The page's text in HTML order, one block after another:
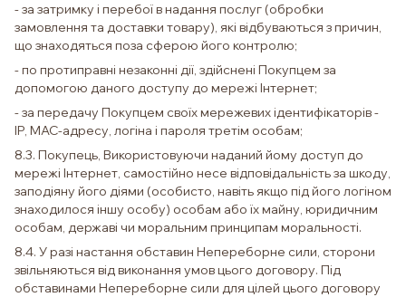
- за затримку і перебої в надання послуг (обробки
замовлення та доставки товару), які відбуваються з причин,
що знаходяться поза сферою його контролю;
- по протиправні незаконні дії, здійснені Покупцем за
допомогою даного доступу до мережі Інтернет;
- за передачу Покупцем своїх мережевих ідентифікаторів -
IP, MAC-адресу, логіна і пароля третім особам;
8.3. Покупець, Використовуючи наданий йому доступ до
мережі Інтернет, самостійно несе відповідальність за шкоду,
заподіяну його діями (особисто, навіть якщо під його логіном
знаходилося іншу особу) особам або їх майну, юридичним
особам, державі чи моральним принципам моральності.
8.4. У разі настання обставин Непереборне сили, сторони
звільняються від виконання умов цього договору. Під
обставинами Непереборне сили для цілей цього договору